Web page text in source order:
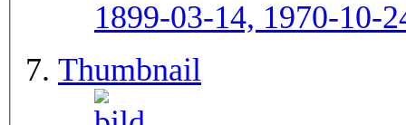
1899-03-14, 1970-10-
Thumbnail